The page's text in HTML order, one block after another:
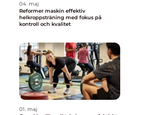
04. maj
Reformer maskin effektiv
helkroppsträning med fokus på
kontroll och kvalitet
01. maj